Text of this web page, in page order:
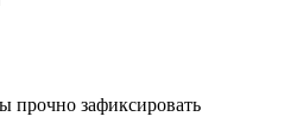
прочно зафиксировать